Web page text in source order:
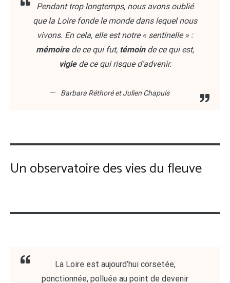
Pendant trop longtemps, nous avons oublié
que la Loire fonde le monde dans lequel nous
vivons. En cela, elle est notre « sentinelle » :
mémoire de ce qui fut, témoin de ce qui est,
vigie de ce qui risque d’advenir.
Barbara Réthoré et Julien Chapuis
Un observatoire des vies du fleuve
La Loire est aujourd’hui corsetée,
ponctionnée, polluée au point de devenir